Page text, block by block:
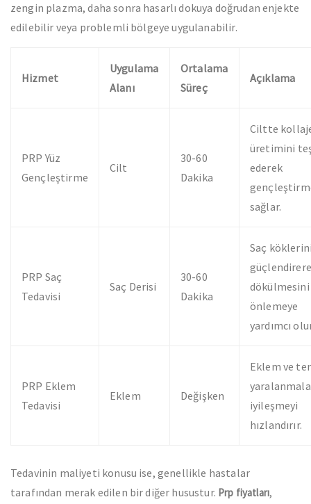
zengin plazma, daha sonra hasarlı dokuya doğrudan enjekte
edilebilir veya problemli bölgeye uygulanabilir.
Hizmet
Uygulama
Alanı
Ortalama
Süreç
Açıklama
PRP Yüz
Gençleştirme
Cilt
30-60
Dakika
Ciltte
üretimini
ederek
sağlar.
PRP Saç
Tedavisi
Saç Derisi
30-60
Dakika
Saç
dökülmesini
önlemeye
yardımcı
PRP Eklem
Tedavisi
Eklem Değişken
Eklem ve
iyileşmeyi
hızlandırır.
Tedavinin maliyeti konusu ise, genellikle hastalar
tarafından merak edilen bir diğer husustur. Prp fiyatları,